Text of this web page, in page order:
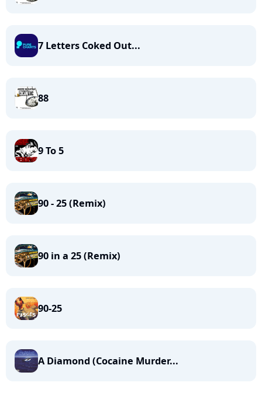
7 Letters Coked Out...
88
9 To 5
90 - 25 (Remix)
90 in a 25 (Remix)
90-25
A Diamond (Cocaine Murder...